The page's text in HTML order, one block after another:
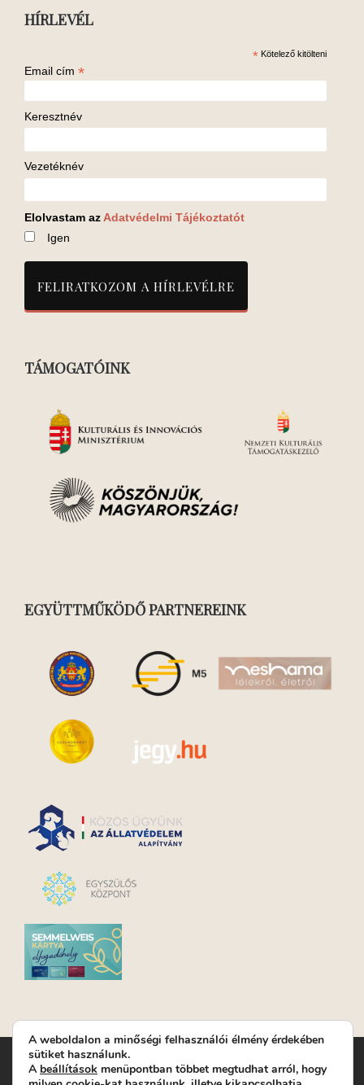
HÍRLEVÉL
* Kötelező kitölteni
Email cím *
Keresztnév
Vezetéknév
Elolvastam az Adatvédelmi Tájékoztatót
Igen
TÁMOGATÓINK
EGYÜTTMŰKÖDŐ PARTNEREINK
Turay Ida Színház Közhasznú Nonprofit Kft. | Működési
helyszín: Turay Ida Színház 1089 Budapest, Kálvária tér 6. |
A weboldalon a minőségi felhasználói élmény érdekében
sütiket használunk.
A beállítások menüpontban többet megtudhat arról, hogy